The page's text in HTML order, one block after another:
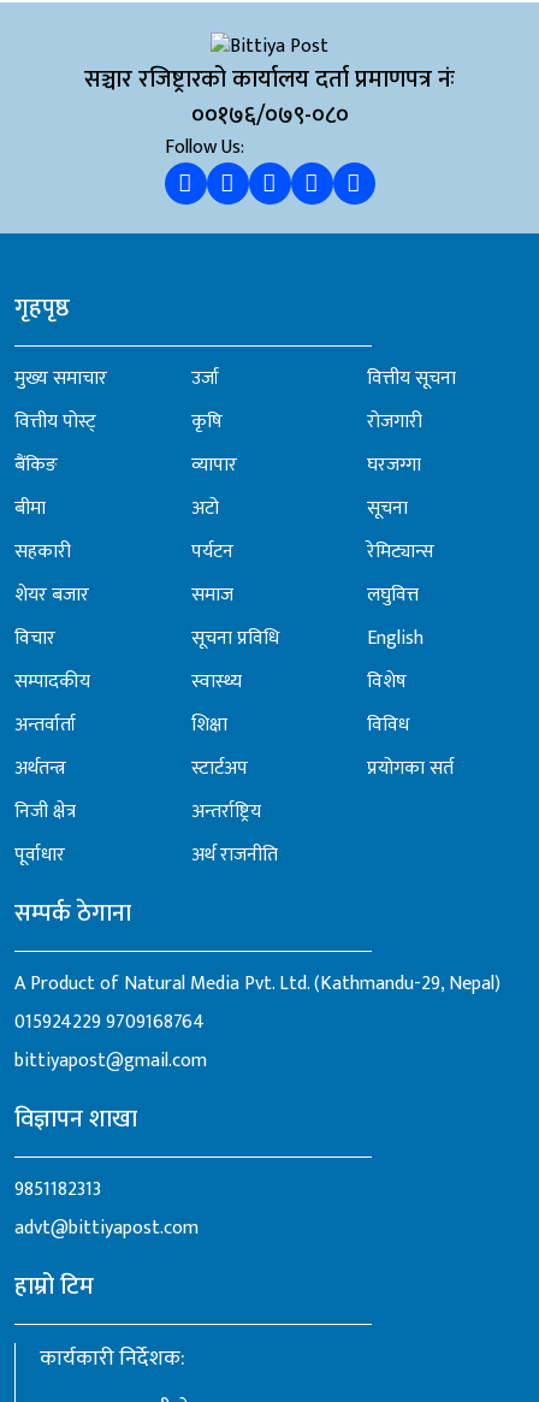
सञ्चार रजिष्ट्रारको कार्यालय दर्ता प्रमाणपत्र नंः
००१७६/०७९-०८०
Follow Us:
गृहपृष्ठ
मुख्य समाचार
वित्तीय पोस्ट्
बैंकिङ
बीमा
सहकारी
शेयर बजार
विचार
सम्पादकीय
अन्तर्वार्ता
अर्थतन्त्र
निजी क्षेत्र
पूर्वाधार
उर्जा
कृषि
व्यापार
अटो
पर्यटन
समाज
सूचना प्रविधि
स्वास्थ्य
शिक्षा
स्टार्टअप
अन्तर्राष्ट्रिय
अर्थ राजनीति
वित्तीय सूचना
रोजगारी
घरजग्गा
सूचना
रेमिट्यान्स
लघुवित्त
English
विशेष
विविध
प्रयोगका सर्त
सम्पर्क ठेगाना
A Product of Natural Media Pvt. Ltd. (Kathmandu-29, Nepal)
0159242299709168764
bittiyapost@gmail.com
विज्ञापन शाखा
9851182313
advt@bittiyapost.com
हाम्रो टिम
कार्यकारी निर्देशक: